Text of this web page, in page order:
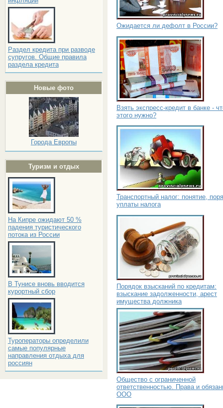
Раздел кредита при разводе
супругов. Общие правила
раздела кредита
Новые фото
Города Европы
Туризм и отдых
На Кипре ожидают 50 %
падения туристического
потока из России
В Тунисе вновь вводится
курортный сбор
Туроператоры определили
самые популярные
направления отдыха для
россиян
Ожидается ли дефолт в России?
Взять экспресс-кредит в банке -
этого нужно?
Транспортный налог: понятие,
уплаты налога
Порядок взысканий по кредитам:
взыскание задолженности, арест
имущества должника
Общество с ограниченной
ответственностью. Права и
ООО